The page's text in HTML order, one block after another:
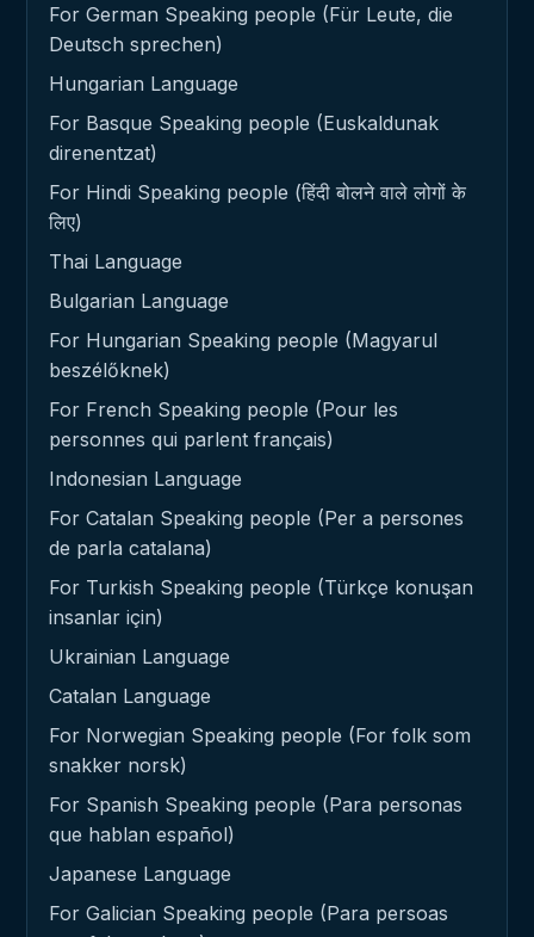
For German Speaking people (Für Leute, die
Deutsch sprechen)
Hungarian Language
For Basque Speaking people (Euskaldunak
direnentzat)
For Hindi Speaking people (हिंदी बोलने वाले लोगों के
लिए)
Thai Language
Bulgarian Language
For Hungarian Speaking people (Magyarul
beszélőknek)
For French Speaking people (Pour les
personnes qui parlent français)
Indonesian Language
For Catalan Speaking people (Per a persones
de parla catalana)
For Turkish Speaking people (Türkçe konuşan
insanlar için)
Ukrainian Language
Catalan Language
For Norwegian Speaking people (For folk som
snakker norsk)
For Spanish Speaking people (Para personas
que hablan español)
Japanese Language
For Galician Speaking people (Para persoas